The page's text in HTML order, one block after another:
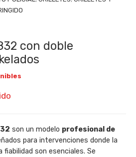
con doble
son un modelo profesional de
para intervenciones donde la
fiabilidad son esenciales. Se